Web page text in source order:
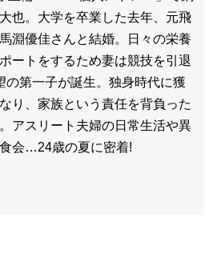
也。大学を卒業した去年、元飛
淵優佳さんと結婚。日々の栄養
ートをするため妻は競技を引退
の第一子が誕生。独身時代に獲
り、家族という責任を背負った
アスリート夫婦の日常生活や異
会…24歳の夏に密着!